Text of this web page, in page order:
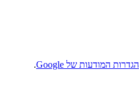
הגדרות המודעות של Google .